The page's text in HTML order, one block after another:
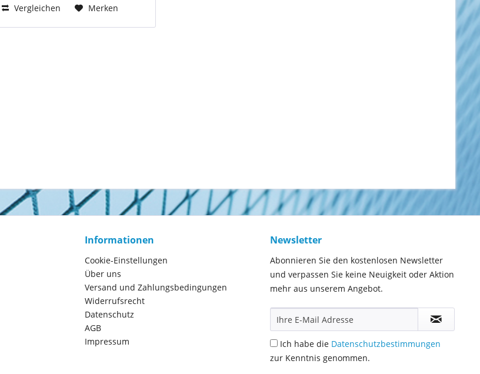
Vergleichen Merken
Informationen
Cookie-Einstellungen
Über uns
Versand und Zahlungsbedingungen
Widerrufsrecht
Datenschutz
AGB
Impressum
Newsletter
Abonnieren Sie den kostenlosen Newsletter
und verpassen Sie keine Neuigkeit oder Aktion
mehr aus unserem Angebot.
Ich habe die Datenschutzbestimmungen
zur Kenntnis genommen.